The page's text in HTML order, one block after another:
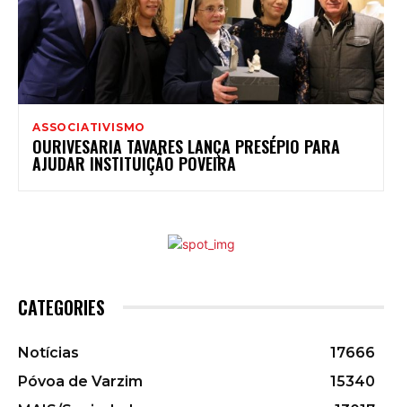
ASSOCIATIVISMO
OURIVESARIA TAVARES LANÇA PRESÉPIO PARA
AJUDAR INSTITUIÇÃO POVEIRA
CATEGORIES
Notícias
17666
Póvoa de Varzim
15340